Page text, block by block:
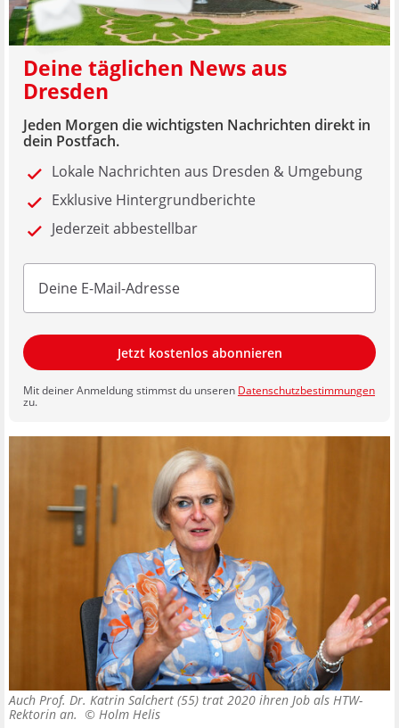
Deine täglichen News aus
Dresden
Jeden Morgen die wichtigsten Nachrichten direkt in
dein Postfach.
Lokale Nachrichten aus Dresden & Umgebung
Exklusive Hintergrundberichte
Jederzeit abbestellbar
Jetzt kostenlos abonnieren
Mit deiner Anmeldung stimmst du unseren Datenschutzbestimmungen
zu.
Auch Prof. Dr. Katrin Salchert (55) trat 2020 ihren Job als HTW-
Rektorin an. © Holm Helis